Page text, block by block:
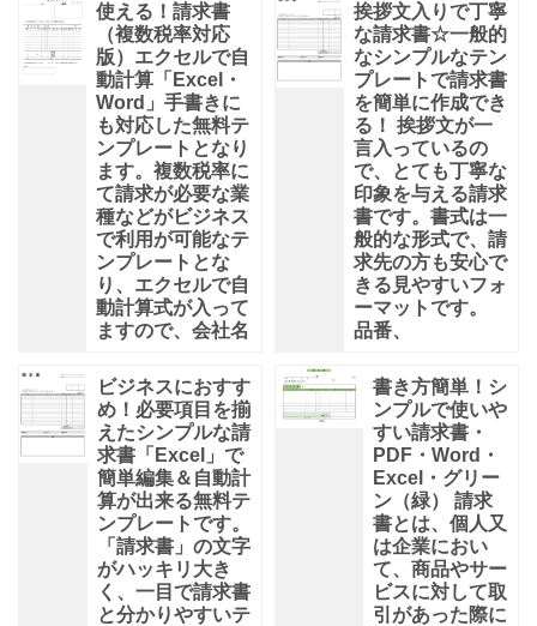
使える！請求書
（複数税率対応
版）エクセルで自
動計算「Excel・
Word」手書きに
も対応した無料テ
ンプレートとなり
ます。複数税率に
て請求が必要な業
種などがビジネス
で利用が可能なテ
ンプレートとな
り、エクセルで自
動計算式が入って
ますので、会社名
挨拶文入りで丁寧
な請求書☆一般的
なシンプルなテン
プレートで請求書
を簡単に作成でき
る！ 挨拶文が一
言入っているの
で、とても丁寧な
印象を与える請求
書です。書式は一
般的な形式で、請
求先の方も安心で
きる見やすいフォ
ーマットです。
品番、
ビジネスにおすす
め！必要項目を揃
えたシンプルな請
求書「Excel」で
簡単編集＆自動計
算が出来る無料テ
ンプレートです。
「請求書」の文字
がハッキリ大き
く、一目で請求書
と分かりやすいテ
書き方簡単！シ
ンプルで使いや
すい請求書・
PDF・Word・
Excel・グリー
ン（緑） 請求
書とは、個人又
は企業におい
て、商品やサー
ビスに対して取
引があった際に